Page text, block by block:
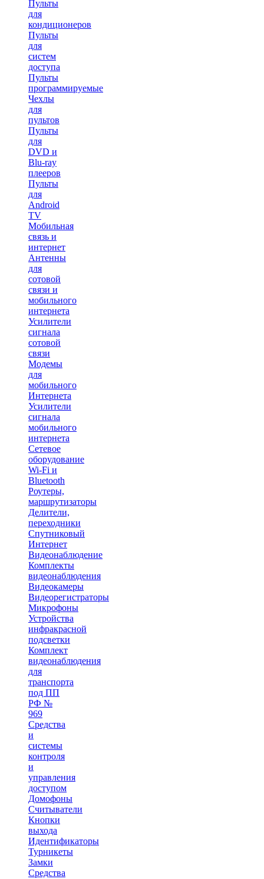
Пульты
для
кондиционеров
Пульты
для
систем
доступа
Пульты
программируемые
Чехлы
для
пультов
Пульты
для
DVD и
Blu-ray
плееров
Пульты
для
Android
TV
Мобильная
связь и
интернет
Антенны
для
сотовой
связи и
мобильного
интернета
Усилители
сигнала
сотовой
связи
Модемы
для
мобильного
Интернета
Усилители
сигнала
мобильного
интернета
Сетевое
оборудование
Wi-Fi и
Bluetooth
Роутеры,
маршрутизаторы
Делители,
переходники
Спутниковый
Интернет
Видеонаблюдение
Комплекты
видеонаблюдения
Видеокамеры
Видеорегистраторы
Микрофоны
Устройства
инфракрасной
подсветки
Комплект
видеонаблюдения
для
транспорта
под ПП
РФ №
969
Средства
и
системы
контроля
и
управления
доступом
Домофоны
Считыватели
Кнопки
выхода
Идентификаторы
Турникеты
Замки
Средства